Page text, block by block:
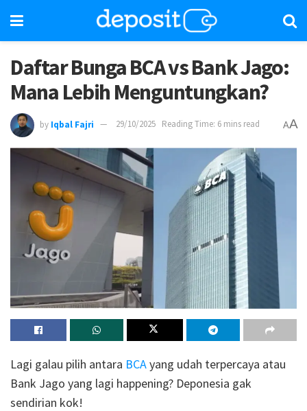
Daftar Bunga BCA vs Bank Jago:
Mana Lebih Menguntungkan?
by Iqbal Fajri 29/10/2025 Reading Time: 6 mins read AA
Lagi galau pilih antara BCAyang udah terpercaya atau
Bank Jago yang lagi happening? Deponesia gak
sendirian kok!